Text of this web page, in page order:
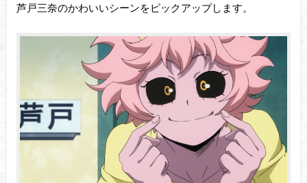
芦戸三奈のかわいいシーンをピックアップします。